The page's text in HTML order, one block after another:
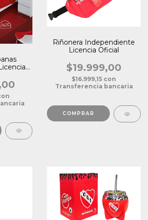
Riñonera Independiente
Licencia Oficial
$19.999,00
$16.999,15 con
Transferencia bancaria